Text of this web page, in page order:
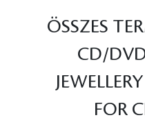
ÖSSZES
CD/
JEWELLERY
FOR